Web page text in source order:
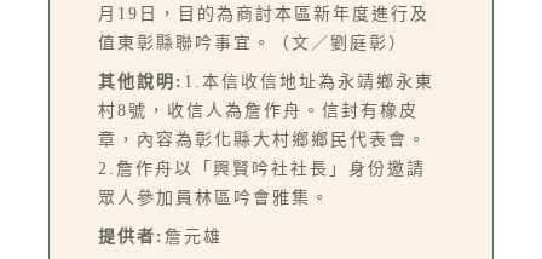
月19日，目的為商討本區新年度進行及
值東彰縣聯吟事宜。（文／劉庭彰）
其他說明: 1.本信收信地址為永靖鄉永東
村8號，收信人為詹作舟。信封有橡皮
章，內容為彰化縣大村鄉鄉民代表會。
2.詹作舟以「興賢吟社社長」身份邀請
眾人參加員林區吟會雅集。
提供者: 詹元雄